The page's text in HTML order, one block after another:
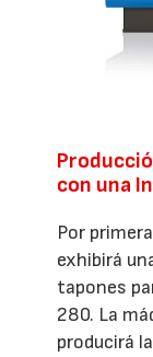
con una
Por
exhibirá
tapones
280. La
producirá